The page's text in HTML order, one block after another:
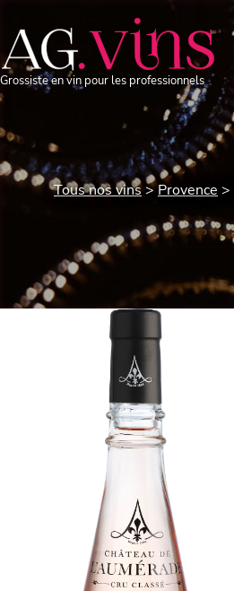
Grossiste en vin pour les professionnels
Tous nos vins Provence